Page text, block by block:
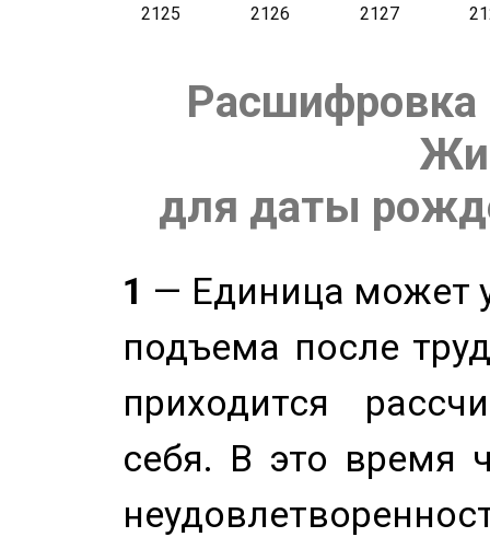
Расшифровка
для даты
1 — Единица может
подъема после
приходится
себя. В это время